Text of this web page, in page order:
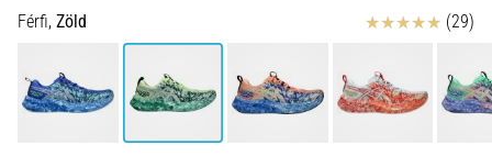
profiról.
fájdalom…
Férfi, Zöld Értékelés (29)